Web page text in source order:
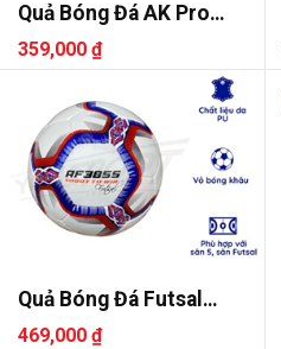
Quả Bóng Đá AK Pro
Futsal AF365
359,000 ₫
Quả Bóng Đá Futsal
AKpro AF3855
469,000 ₫